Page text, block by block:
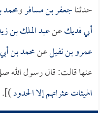
حدثناجعفر بن مسافرومحمد
أبي فديكعنعبد الملك بن
عمرو بن نفيلعنمحمد بن
عنها قالت: قال رسول الله
الهيئات عثراتهم إلا الحدود)].